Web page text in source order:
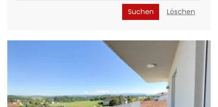
Suchen Löschen